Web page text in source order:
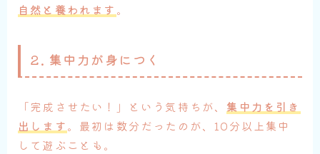
自然と養われます 。
2. 集中力が身につく
「完成させたい！」という気持ちが、 集中力を引き
出します。最初は数分だったのが、10分以上集中
して遊ぶことも。